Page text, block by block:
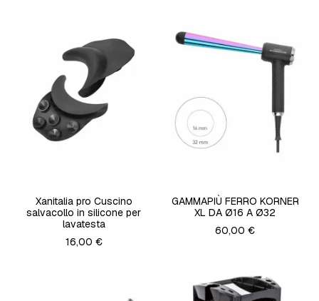
Xanitalia pro Cuscino
salvacollo in silicone per
lavatesta
16,00 €
GAMMAPIÙ FERRO KORNER
XL DA Ø16 A Ø32
60,00 €